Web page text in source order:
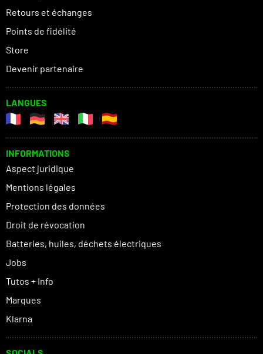
Retours et échanges
Points de fidélité
Store
Devenir partenaire
LANGUES
INFORMATIONS
Aspect juridique
Mentions légales
Protection des données
Droit de révocation
Batteries, huiles, déchets électriques
Jobs
Tutos + Info
Marques
Klarna